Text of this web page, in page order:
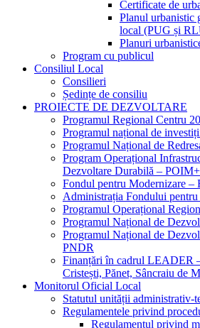
Certificate de
Planul urbanistic
local (PUG și
Planuri
Program cu publicul
Consiliul Local
Consilieri
Ședințe de consiliu
PROIECTE DE DEZVOLTARE
Programul Regional Centru
Programul național de
Programul Național de
Program Operațional
Dezvoltare Durabilă –
Fondul pentru Modernizare –
Administrația Fondului
Programul Operațional
Programul Național de
Programul Național de
PNDR
Finanțări în cadrul LEADER
Cristești, Pănet, Sâncraiu de
Monitorul Oficial Local
Statutul unității administrativ-
Regulamentele privind
Regulamentul privind